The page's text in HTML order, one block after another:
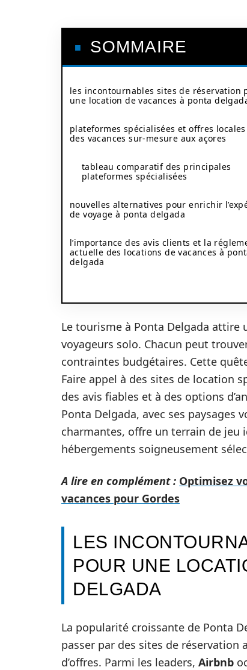
SOMMAIRE
les incontournables sites de réservation
une location de vacances à ponta
plateformes spécialisées et offres
des vacances sur-mesure aux açores
tableau comparatif des principales
plateformes spécialisées
nouvelles alternatives pour enrichir
de voyage à ponta delgada
l’importance des avis clients et la
actuelle des locations de vacances à
delgada
Le tourisme à Ponta Delgada attire
voyageurs solo. Chacun peut
contraintes budgétaires. Cette
Faire appel à des sites de location
des avis fiables et à des options
Ponta Delgada, avec ses paysages
charmantes, offre un terrain de jeu
hébergements soigneusement
A lire en complément : Optimisez
vacances pour Gordes
LES
POUR UNE
DELGADA
La popularité croissante de Ponta
passer par des sites de
d’offres. Parmi les leaders, Airbnb